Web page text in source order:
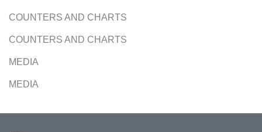
COUNTERS AND CHARTS
COUNTERS AND CHARTS
MEDIA
MEDIA